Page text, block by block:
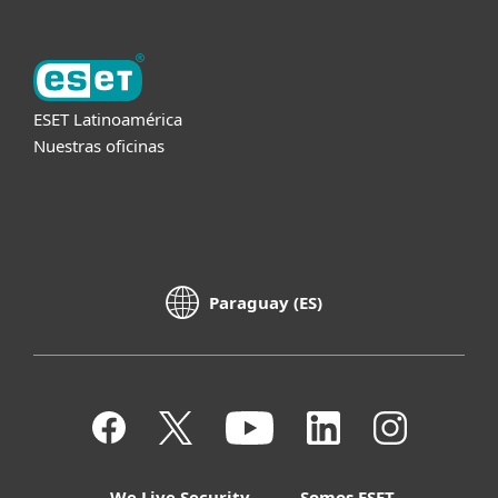
ESET Latinoamérica
Nuestras oficinas
Paraguay (ES)